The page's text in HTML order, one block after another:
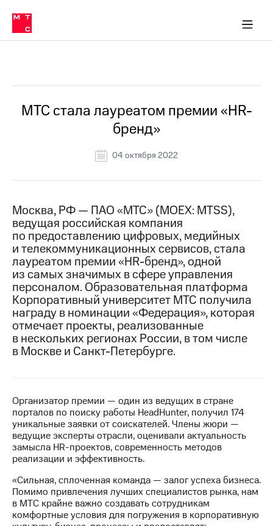
Медиа-центр
и акционерам
Устойчивое развитие
Комплаенс и деловая этика
компании
Карьера
История
Руководство
Контакты
Медиа-центр
Пресс-
релизы
МТС
о технологиях
Достижения
Интервью
Контакты
Новости
в
регионе
и акционерам
Корпоративное
управление
в МТС
Пресс-
релизы
о технологиях
МТС стала лауреатом премии «HR-
бренд»
04 октября 2022
Москва, РФ — ПАО «МТС» (MOEX: MTSS),
ведущая российская компания
по предоставлению цифровых, медийных
и телекоммуникационных сервисов, стала
лауреатом премии «HR-бренд», одной
из самых значимых в сфере управления
персоналом. Образовательная платформа
Корпоративный университет МТС получила
награду в номинации «Федерация», которая
отмечает проекты, реализованные
в нескольких регионах России, в том числе
в Москве и Санкт-Петербурге.
Организатор премии — один из ведущих в стране
порталов по поиску работы HeadHunter, получил 174
уникальные заявки от соискателей. Члены жюри —
ведущие эксперты отрасли, оценивали актуальность
замысла HR-проектов, современность методов
реализации и эффективность.
«Сильная, сплоченная команда — залог успеха бизнеса.
Помимо привлечения лучших специалистов рынка, нам
в МТС крайне важно создавать сотрудникам
комфортные условия для погружения в корпоративную